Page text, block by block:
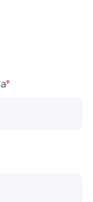
*